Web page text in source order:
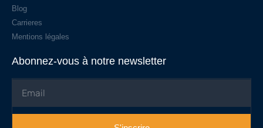
Blog
Carrieres
Mentions légales
Abonnez-vous à notre newsletter